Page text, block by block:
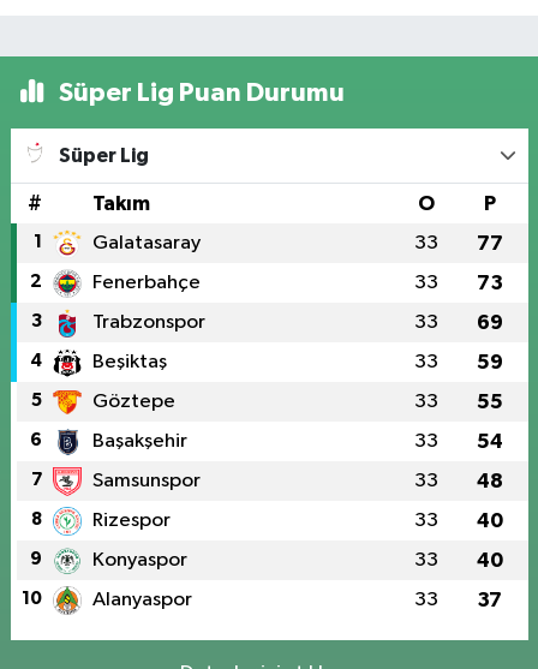
Süper Lig Puan Durumu
Süper Lig
# Takım O P
1 Galatasaray 33 77
2 Fenerbahçe 33 73
3 Trabzonspor 33 69
4 Beşiktaş 33 59
5 Göztepe 33 55
6 Başakşehir 33 54
7 Samsunspor 33 48
8 Rizespor 33 40
9 Konyaspor 33 40
10 Alanyaspor 33 37